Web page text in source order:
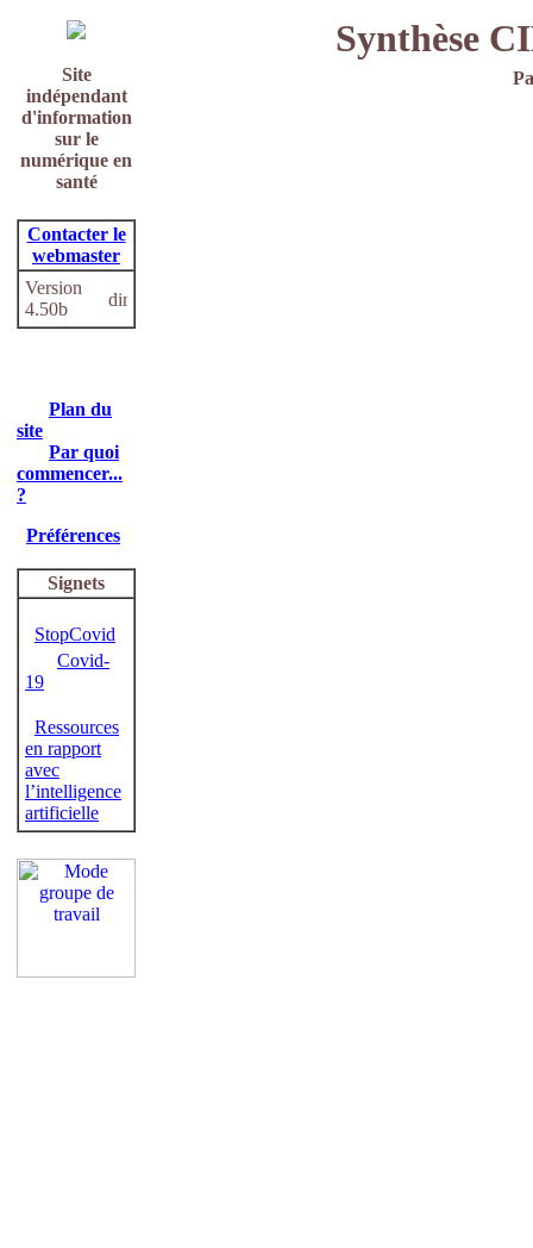
Site
indépendant
d'information
sur le
numérique en
santé
Contacter le
webmaster
Version
4.50b
Plan du
site
Par quoi
commencer...
?
Préférences
Signets
StopCovid
Covid-
19
Ressources
en rapport
avec
l’intelligence
artificielle
Synthèse